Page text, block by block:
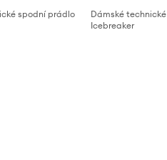
spodní prádlo
Dámské
Icebreaker